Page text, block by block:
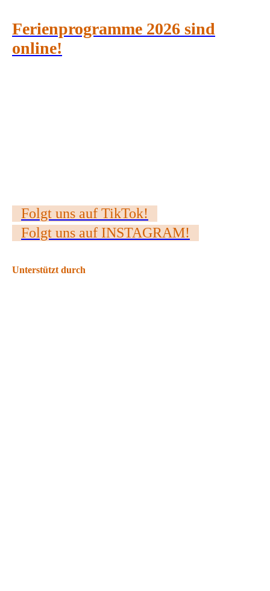
Ferienprogramme 2026 sind
online!
Folgt uns auf TikTok!
Folgt uns auf INSTAGRAM!
Unterstützt durch